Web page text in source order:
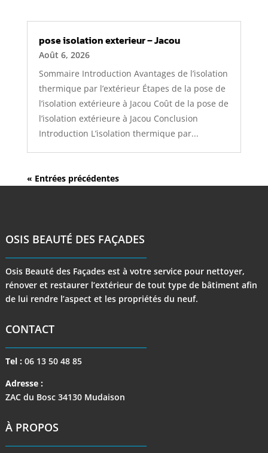
pose isolation exterieur – Jacou
Août 6, 2026
Sommaire Introduction Avantages de l’isolation
thermique par l’extérieur Étapes de la pose de
l’isolation extérieure à Jacou Coût de la pose de
l’isolation extérieure à Jacou Conclusion
Introduction L’isolation thermique par...
« Entrées précédentes
OSIS BEAUTÉ DES FAÇADES
Osis Beauté des Façades est à votre service pour nettoyer,
rénover et restaurer l’extérieur de tout type de bâtiment afin
de lui rendre l’aspect et les propriétés du neuf.
CONTACT
Tel : 06 13 50 48 85
Adresse :
ZAC du Bosc 34130 Mudaison
À PROPOS